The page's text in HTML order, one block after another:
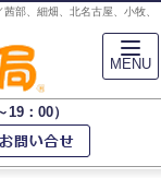
部、細畑、北名古屋、小牧、
：00）
MENU